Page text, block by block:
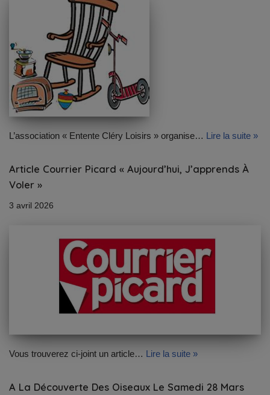
L’association « Entente Cléry Loisirs » organise… Lire la suite »
Article Courrier Picard « Aujourd’hui, J’apprends À
Voler »
3 avril 2026
Vous trouverez ci-joint un article… Lire la suite »
A La Découverte Des Oiseaux Le Samedi 28 Mars